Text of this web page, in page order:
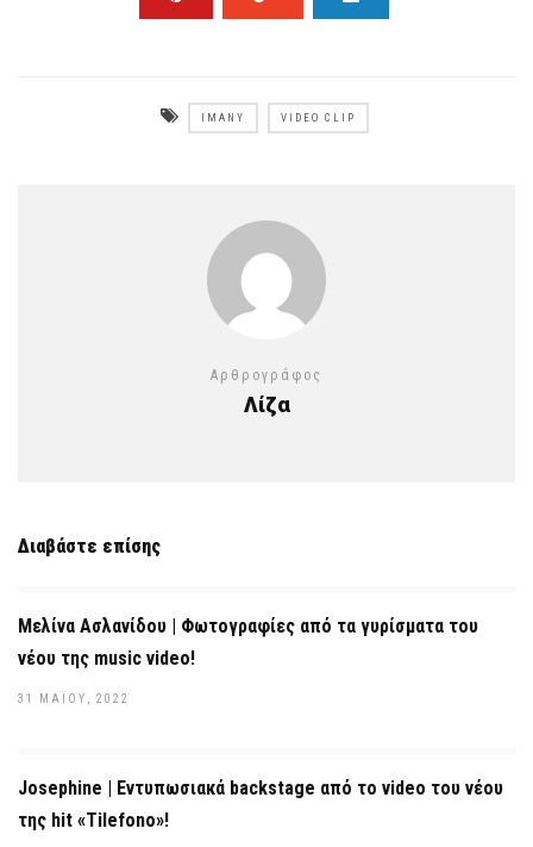
IMANY VIDEO CLIP
Αρθρογράφος
Λίζα
Διαβάστε επίσης
Μελίνα Ασλανίδου | Φωτογραφίες από τα γυρίσματα του
νέου της music video!
31 ΜΑΪ́ΟΥ, 2022
Josephine | Εντυπωσιακά backstage από το video του νέου
της hit «Tilefono»!